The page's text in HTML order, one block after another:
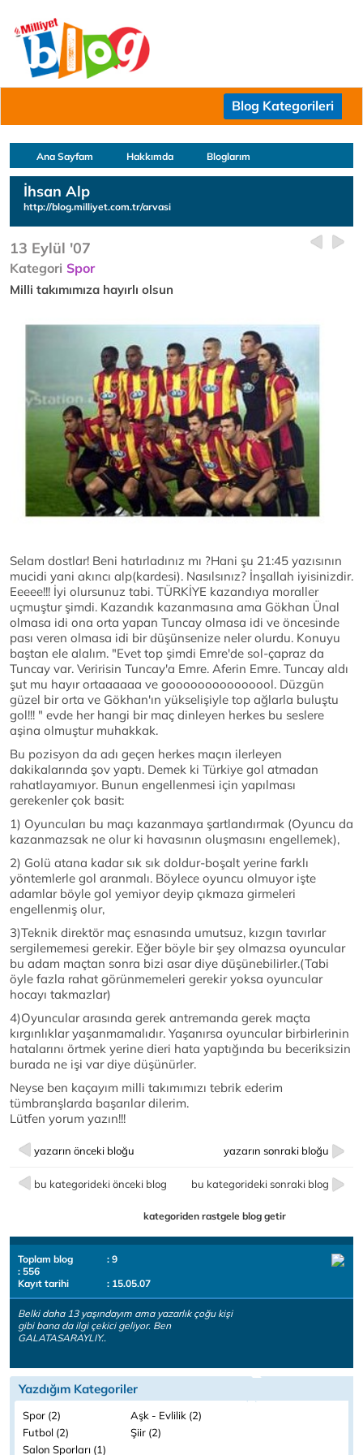
Blog Kategorileri
Ana Sayfam Hakkımda Bloglarım
İhsan Alp
http://blog.milliyet.com.tr/arvasi
13 Eylül '07
Kategori Spor
Milli takımımıza hayırlı olsun
Selam dostlar! Beni hatırladınız mı ?Hani şu 21:45 yazısının
mucidi yani akıncı alp(kardesi). Nasılsınız? İnşallah iyisinizdir.
Eeeee!!! İyi olursunuz tabi. TÜRKİYE kazandıya moraller
uçmuştur şimdi. Kazandık kazanmasına ama Gökhan Ünal
olmasa idi ona orta yapan Tuncay olmasa idi ve öncesinde
pası veren olmasa idi bir düşünsenize neler olurdu. Konuyu
baştan ele alalım. "Evet top şimdi Emre'de sol-çapraz da
Tuncay var. Veririsin Tuncay'a Emre. Aferin Emre. Tuncay aldı
şut mu hayır ortaaaaaa ve gooooooooooooool. Düzgün
güzel bir orta ve Gökhan'ın yükselişiyle top ağlarla buluştu
gol!!! " evde her hangi bir maç dinleyen herkes bu seslere
aşina olmuştur muhakkak.
Bu pozisyon da adı geçen herkes maçın ilerleyen
dakikalarında şov yaptı. Demek ki Türkiye gol atmadan
rahatlayamıyor. Bunun engellenmesi için yapılması
gerekenler çok basit:
1) Oyuncuları bu maçı kazanmaya şartlandırmak (Oyuncu da
kazanmazsak ne olur ki havasının oluşmasını engellemek),
2) Golü atana kadar sık sık doldur-boşalt yerine farklı
yöntemlerle gol aranmalı. Böylece oyuncu olmuyor işte
adamlar böyle gol yemiyor deyip çıkmaza girmeleri
engellenmiş olur,
3)Teknik direktör maç esnasında umutsuz, kızgın tavırlar
sergilememesi gerekir. Eğer böyle bir şey olmazsa oyuncular
bu adam maçtan sonra bizi asar diye düşünebilirler.(Tabi
öyle fazla rahat görünmemeleri gerekir yoksa oyuncular
hocayı takmazlar)
4)Oyuncular arasında gerek antremanda gerek maçta
kırgınlıklar yaşanmamalıdır. Yaşanırsa oyuncular birbirlerinin
hatalarını örtmek yerine dieri hata yaptığında bu beceriksizin
burada ne işi var diye düşünürler.
Neyse ben kaçayım milli takımımızı tebrik ederim
tümbranşlarda başarılar dilerim.
Lütfen yorum yazın!!!
yazarın önceki bloğu yazarın sonraki bloğu
bu kategorideki önceki blog bu kategorideki sonraki blog
kategoriden rastgele blog getir
Toplam blog
: 9
: 556
Kayıt tarihi
: 15.05.07
Belki daha 13 yaşındayım ama yazarlık çoğu kişi
gibi bana da ilgi çekici geliyor. Ben
GALATASARAYLIY..
Yazdığım Kategoriler
Spor (2)
Aşk - Evlilik (2)
Futbol (2)
Şiir (2)
Salon Sporları (1)